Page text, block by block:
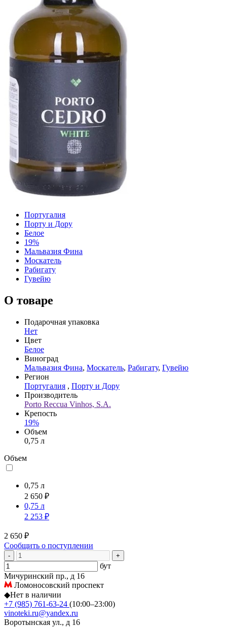
Португалия
Порту и Дору
Белое
19%
Мальвазия Фина
Москатель
Рабигату
Гувейю
О товаре
Подарочная упаковка
Нет
Цвет
Белое
Виноград
Мальвазия Фина, Москатель, Рабигату, Гувейю
Регион
Португалия , Порту и Дору
Производитель
Porto Reccua Vinhos, S.A.
Крепость
19%
Объем
0,75 л
Объем
0,75 л
2 650 ₽
0,75 л
2 253 ₽
2 650 ₽
Сообщить о поступлении
- +
бут
Мичуринский пр., д 16
Ломоносовский проспект
◆Нет в наличии
+7 (985) 761-63-24 (10:00–23:00)
vinoteki.ru@yandex.ru
Воротынская ул., д 16